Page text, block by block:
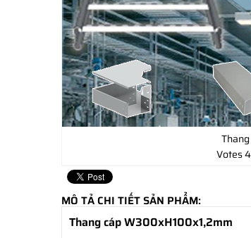
Votes
MÔ TẢ CHI TIẾT SẢN PHẨM:
Thang cáp W300xH100x1,2mm